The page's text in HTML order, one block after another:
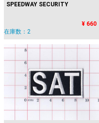
SPEEDWAY SECURITY
¥ 660
在庫数：2